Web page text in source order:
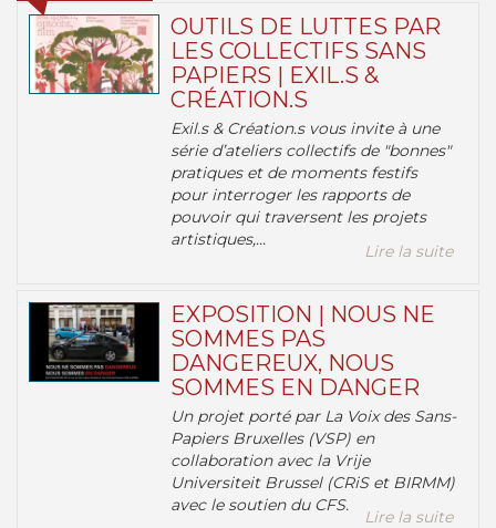
OUTILS DE LUTTES PAR
LES COLLECTIFS SANS
PAPIERS | EXIL.S &
CRÉATION.S
Exil.s & Création.s vous invite à une
série d’ateliers collectifs de "bonnes"
pratiques et de moments festifs
pour interroger les rapports de
pouvoir qui traversent les projets
artistiques,...
Lire la suite
EXPOSITION | NOUS NE
SOMMES PAS
DANGEREUX, NOUS
SOMMES EN DANGER
Un projet porté par La Voix des Sans-
Papiers Bruxelles (VSP) en
collaboration avec la Vrije
Universiteit Brussel (CRiS et BIRMM)
avec le soutien du CFS.
Lire la suite